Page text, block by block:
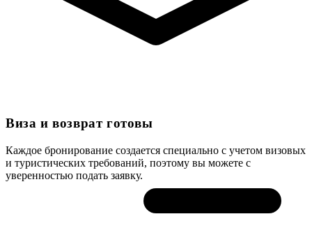
Виза и возврат готовы
Каждое бронирование создается специально с учетом визовых
и туристических требований, поэтому вы можете с
уверенностью подать заявку.